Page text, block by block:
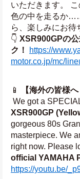
いただきます。
色の中を走るか
ら、楽しみにお待
👇 XSR900GPの
ク！
https://
motor.co.jp/mc/
📱
【海外の皆様
We got a
XSR900GP
gorgeous 80s
masterpiece. We
right now. Please
official YAMAHA
https://youtu.be/